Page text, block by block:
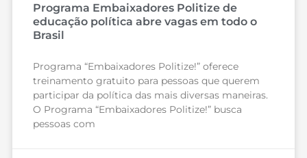
Programa Embaixadores Politize de
educação política abre vagas em todo o
Brasil
Programa “Embaixadores Politize!” oferece
treinamento gratuito para pessoas que querem
participar da política das mais diversas maneiras.
O Programa “Embaixadores Politize!” busca
pessoas com